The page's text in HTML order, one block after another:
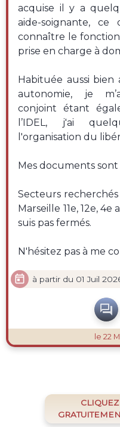
acquise il y a
aide-soignante,
connaître le
prise en charge à
Habituée aussi bien
autonomie, je
conjoint étant
l’IDEL, j'ai
l'organisation du
Mes documents sont
Secteurs
Marseille 11e, 12e,
suis pas fermés.
N'hésitez pas à me
 à partir du 01 Juil

le 22